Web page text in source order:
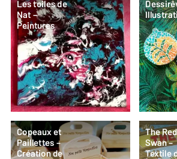
Les toiles de
Nat –
Peintures
Copeaux et
Paillettes –
Création de
The Red
Swan –
Textile